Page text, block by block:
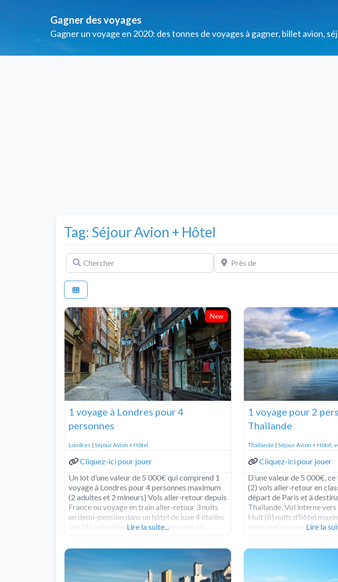
Gagner des voyages
Gagner un voyage en 2020: des tonnes de voyages à gagner, billet avion,
Tag: Séjour Avion + Hôtel
Chercher Près de
New
1 voyage à Londres pour 4
personnes
Londres | Séjour Avion + Hôtel
Cliquez-ici pour jouer
Un lot d’une valeur de 5 000€ qui comprend 1
voyage à Londres pour 4 personnes maximum
(2 adultes et 2 mineurs) Vols aller-retour depuis
France ou voyage en train aller-retour 3 nuits
en demi-pension dans un hôtel de luxe 4 étoiles
une (1) animation permettant de jouer en
more...
Lire la suite...
1 voyage pour 2
Thaïlande
Thailande | Séjour Avion + Hôtel,
Cliquez-ici pour jouer
D’une valeur de 5 000€,
(2) vols aller-retour en
départ de Paris et à
Thaïlande. Vol interne
Huit (8) nuits d’hôtel
demi-pension ou petits
Lire la